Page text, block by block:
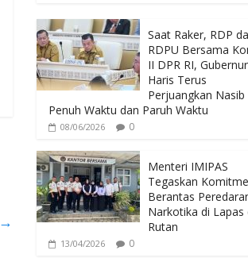
→
e
b
o
o
k
itt
er s
A
p
p
Saat Raker, RDP
RDPU Bersama
II DPR RI,
Haris Terus
Perjuangkan Nasib
Penuh Waktu dan Paruh Waktu
08/06/2026 0
Menteri IMIPAS
Tegaskan
Berantas
Narkotika di Lapas
Rutan
13/04/2026 0